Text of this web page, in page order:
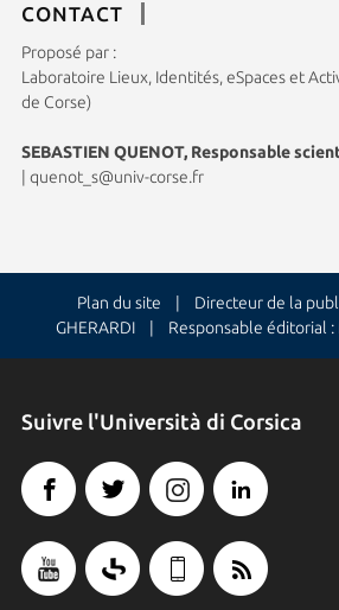
CONTACT
Proposé par :
Laboratoire Lieux, Identités, eSpaces et
de Corse)
SEBASTIEN QUENOT, Responsable
quenot_s@univ-corse.fr
Plan du site | Directeur de la
GHERARDI | Responsable éditorial :
Suivre l'Università di Corsica